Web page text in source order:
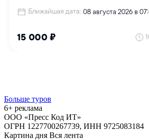
Больше туров
6+ реклама
ООО «Пресс Код ИТ»
ОГРН 1227700267739, ИНН 9725083184
Картина дня Вся лента